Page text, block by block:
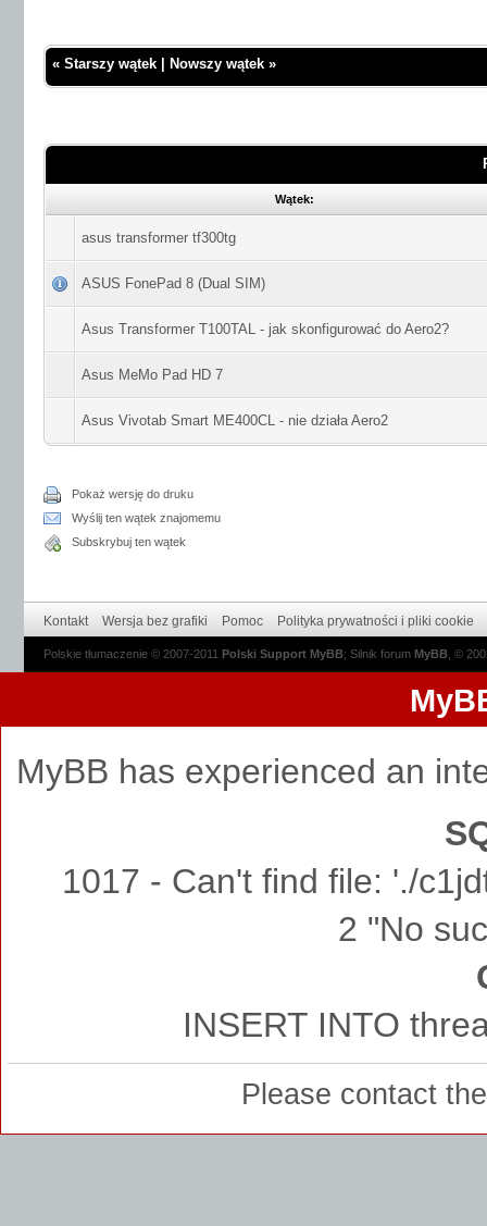
« Starszy wątek Nowszy wątek »
Wątek:
asus transformer tf300tg
ASUS FonePad 8 (Dual SIM)
Asus Transformer T100TAL - jak skonfigurować do Aero2?
Asus MeMo Pad HD 7
Asus Vivotab Smart ME400CL - nie działa Aero2
Pokaż wersję do druku
Wyślij ten wątek znajomemu
Subskrybuj ten wątek
Kontakt Wersja bez grafiki Pomoc Polityka prywatności i pliki cookie
Polskie tłumaczenie © 2007-2011 Polski Support MyBB; Silnik forum MyBB , ©
MyBB has experienced an
1017 - Can't find file: './
2 "No
INSERT INTO
Please contact